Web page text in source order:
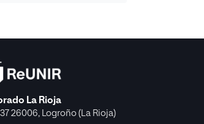
La Rioja
26006, Logroño (La Rioja)